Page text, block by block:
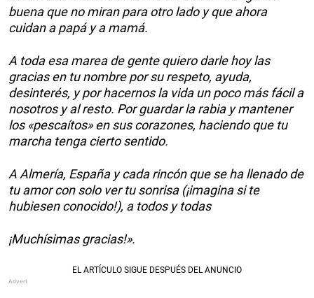
buena que no miran para otro lado y que ahora
cuidan a papá y a mamá.
A toda esa marea de gente quiero darle hoy las
gracias en tu nombre por su respeto, ayuda,
desinterés, y por hacernos la vida un poco más fácil a
nosotros y al resto. Por guardar la rabia y mantener
los «pescaítos» en sus corazones, haciendo que tu
marcha tenga cierto sentido.
A Almería, España y cada rincón que se ha llenado de
tu amor con solo ver tu sonrisa (¡imagina si te
hubiesen conocido!), a todos y todas
¡Muchísimas gracias!».